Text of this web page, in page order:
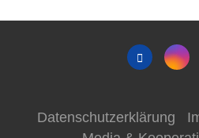
Datenschutzerklärung